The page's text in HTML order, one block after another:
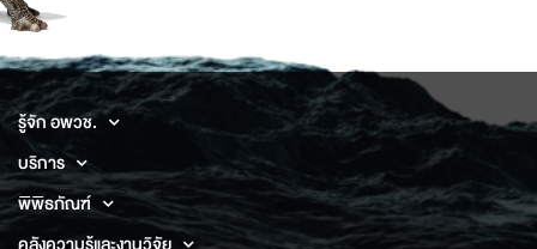
รู้จัก อพวช.
บริการ
พิพิธภัณฑ์